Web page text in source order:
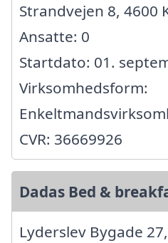
Strandvejen 8, 4600
Ansatte: 0
Startdato: 01.
Virksomhedsform:
CVR: 36669926
Dadas Bed &
Lyderslev Bygade